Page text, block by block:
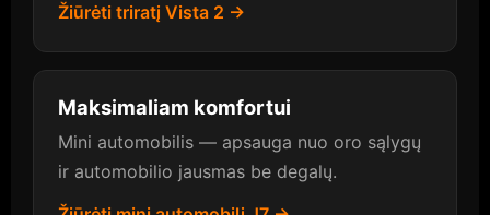
Žiūrėti triratį Vista 2 →
Maksimaliam komfortui
Mini automobilis — apsauga nuo oro sąlygų
ir automobilio jausmas be degalų.